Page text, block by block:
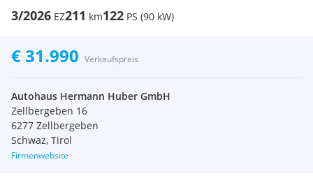
3/2026 EZ211 km122 PS (90 kW)
€ 31.990 Verkaufspreis
Autohaus Hermann Huber GmbH
Zellbergeben 16
6277 Zellbergeben
Schwaz, Tirol
Firmenwebsite